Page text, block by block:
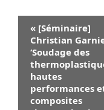
Navigation
Évènement
« [Séminaire]
Christian
‘Soudage des
hautes
performances
composites